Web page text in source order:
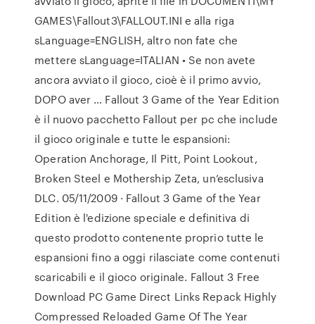
GAMES\Fallout3\FALLOUT.INI e alla riga
sLanguage=ENGLISH, altro non fate che
mettere sLanguage=ITALIAN • Se non avete
ancora avviato il gioco, cioè è il primo avvio,
DOPO aver … Fallout 3 Game of the Year Edition
è il nuovo pacchetto Fallout per pc che include
il gioco originale e tutte le espansioni:
Operation Anchorage, Il Pitt, Point Lookout,
Broken Steel e Mothership Zeta, un’esclusiva
DLC. 05/11/2009 · Fallout 3 Game of the Year
Edition è l'edizione speciale e definitiva di
questo prodotto contenente proprio tutte le
espansioni fino a oggi rilasciate come contenuti
scaricabili e il gioco originale. Fallout 3 Free
Download PC Game Direct Links Repack Highly
Compressed Reloaded Game Of The Year